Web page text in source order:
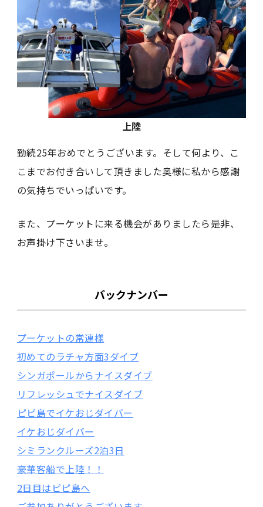
上陸
勤続25年おめでとうございます。そして何より、こ
こまでお付き合いして頂きました奥様に私から感謝
の気持ちでいっぱいです。
また、プーケットに来る機会がありましたら是非、
お声掛け下さいませ。
バックナンバー
プーケットの常連様
初めてのラチャ方面3ダイブ
シンガポールからナイスダイブ
リフレッシュでナイスダイブ
ピピ島でイケおじダイバー
イケおじダイバー
シミランクルーズ2泊3日
豪華客船で上陸！！
2日目はピピ島へ